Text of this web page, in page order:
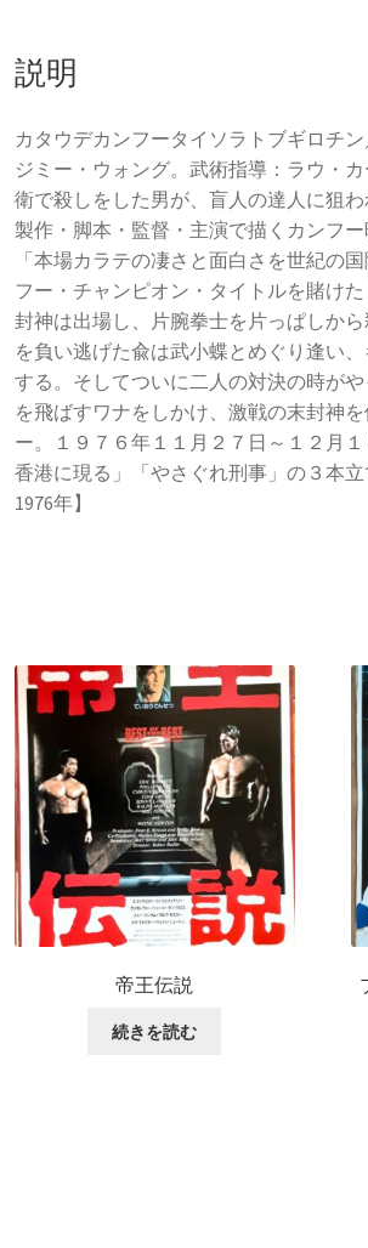
説明
カタウデカンフータイソラトブギロチ
ジミー・ウォング。武術指導：ラウ・
衛で殺しをした男が、盲人の達人に狙
製作・脚本・監督・主演で描くカンフ
「本場カラテの凄さと面白さを世紀の
フー・チャンピオン・タイトルを賭けた
封神は出場し、片腕拳士を片っぱしか
を負い逃げた兪は武小蝶とめぐり逢い
する。そしてついに二人の対決の時が
を飛ばすワナをしかけ、激戦の末封神
ー。１９７６年１１月２７日～１２月
香港に現る」「やさぐれ刑事」の３本
1976年】
帝王伝説
続きを読む